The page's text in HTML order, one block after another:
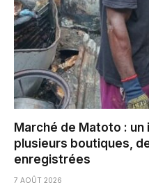
Marché de Matoto :
plusieurs boutiques,
enregistrées
7 AOÛT 2026